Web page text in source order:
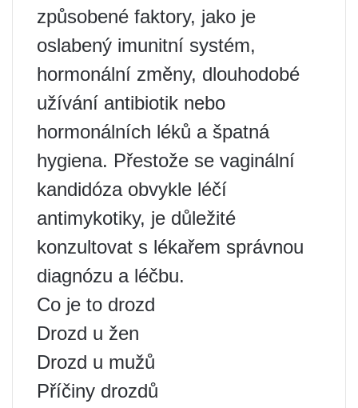
způsobené faktory, jako je
oslabený imunitní systém,
hormonální změny, dlouhodobé
užívání antibiotik nebo
hormonálních léků a špatná
hygiena. Přestože se vaginální
kandidóza obvykle léčí
antimykotiky, je důležité
konzultovat s lékařem správnou
diagnózu a léčbu.
Co je to drozd
Drozd u žen
Drozd u mužů
Příčiny drozdů